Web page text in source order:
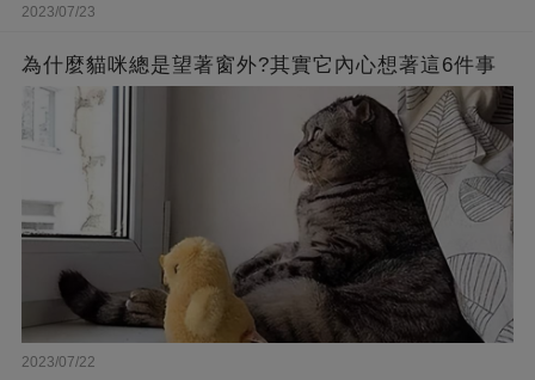
2023/07/23
為什麼貓咪總是望著窗外?其實它內心想著這6件事
2023/07/22